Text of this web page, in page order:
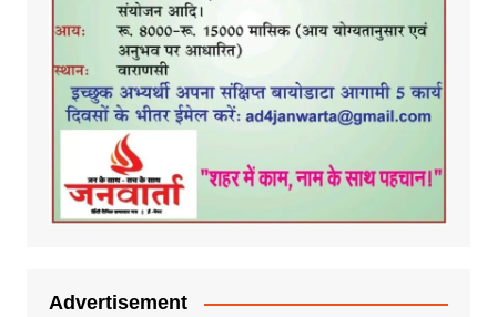
Advertisement